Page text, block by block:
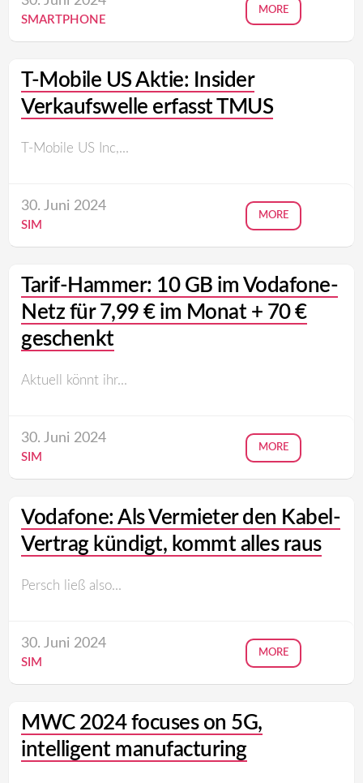
SMARTPHONE
MORE
T-Mobile US Aktie: Insider
Verkaufswelle erfasst TMUS
T-Mobile US Inc,...
30. Juni 2024
SIM
MORE
Tarif-Hammer: 10 GB im Vodafone-
Netz für 7,99 € im Monat + 70 €
geschenkt
Aktuell könnt ihr...
30. Juni 2024
SIM
MORE
Vodafone: Als Vermieter den Kabel-
Vertrag kündigt, kommt alles raus
Persch ließ also...
30. Juni 2024
SIM
MORE
MWC 2024 focuses on 5G,
intelligent manufacturing